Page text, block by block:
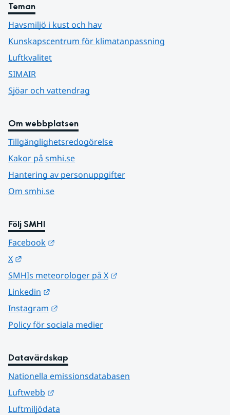
Teman
Havsmiljö i kust och hav
Kunskapscentrum för klimatanpassning
Luftkvalitet
SIMAIR
Sjöar och vattendrag
Om webbplatsen
Tillgänglighetsredogörelse
Kakor på smhi.se
Hantering av personuppgifter
Om smhi.se
Följ SMHI
Facebook
X
SMHIs meteorologer på X
Linkedin
Instagram
Policy för sociala medier
Datavärdskap
Nationella emissionsdatabasen
Luftwebb
Luftmiljödata